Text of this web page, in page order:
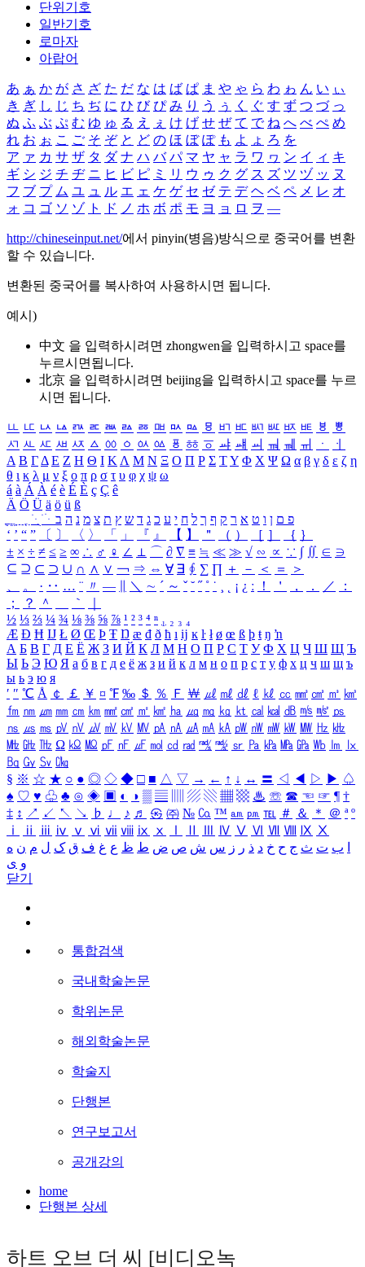
단위기호
일반기호
로마자
아랍어
あ ぁ か が さ ざ た だ な は ば ぱ ま や ゃ ら わ ゎ ん い ぃ
き ぎ し じ ち ぢ に ひ び ぴ み り う ぅ く ぐ す ず つ づ っ
ぬ ふ ぶ ぷ む ゆ ゅ る え ぇ け げ せ ぜ て で ね へ べ ぺ め
れ お ぉ こ ご そ ぞ と ど の ほ ぼ ぽ も よ ょ ろ を
ア ァ カ サ ザ タ ダ ナ ハ バ パ マ ヤ ャ ラ ワ ヮ ン イ ィ キ
ギ シ ジ チ ヂ ニ ヒ ビ ピ ミ リ ウ ゥ ク グ ス ズ ツ ヅ ッ ヌ
フ ブ プ ム ユ ュ ル エ ェ ケ ゲ セ ゼ テ デ ヘ ベ ペ メ レ オ
ォ コ ゴ ソ ゾ ト ド ノ ホ ボ ポ モ ヨ ョ ロ ヲ ―
http://chineseinput.net/에서 pinyin(병음)방식으로 중국어를 변환
할 수 있습니다.
변환된 중국어를 복사하여 사용하시면 됩니다.
예시)
中文 을 입력하시려면 zhongwen을 입력하시고 space를
누르시면됩니다.
北京 을 입력하시려면 beijing을 입력하시고 space를 누르
시면 됩니다.
ㅥ ㅦ ㅧ ㅨ ㅩ ㅪ ㅫ ㅬ ㅭ ㅮ ㅯ ㅰ ㅱ ㅲ ㅳ ㅴ ㅵ ㅶ ㅷ ㅸ
ㅹ
ㅺ ㅻ ㅼ ㅽ ㅾ ㅿ ㆀ ㆁ ㆂ ㆃ ㆄ ㆅ ㆆ ㆇ ㆈ ㆉ ㆊ ㆋ ㆌ ㆍ
ㆎ
Α Β ΓΔ Ε Ζ Η Θ Ι ΚΛ Μ Ν Ξ Ο Π Ρ Σ ΤΥ Φ Χ Ψ Ω α β γ δ ε ζ η
θ ι κ λ μ ν ξ ο π ρ σ τ υ φ χ ψ ω
á à Á À é è É È ç Ç ê
Ä Ö Ü ä ö ü ß
ִֶֹ ֻּ ׁׂ פ ם ן ו ט א ר ק ף ך ל ח י ע כ ג ד ש ץ ת צ מ נ ה ב
‘ ’ “ ” 〔 〕 〈 〉 「 」 『 』 【 】 ＂ （ ） ［ ］ ｛ ｝
± × ÷ ≠ ≤ ≥ ∞ ∴ ♂ ♀ ∠ ⊥ ⌒ ∂ ∇ ≡ ≒ ≪ ≫ √ ∽ ∝ ∵ ∫ ∬ ∈ ∋
⊆ ⊇ ⊂ ⊃ ∪ ∩ ∧ ∨ ￢ ⇒ ⇔ ∀ ∃ ∮ ∑ ∏ ＋ － ＜ ＝
＞
、
。 · ‥ … ¨ 〃 ― ＼ ∼ ´ ～ ˇ ˘ ˝ ˚ ˙ ¸ ¡ ¿ ː ！ ＇ ， ． ／
：
；
？ ＾ ｀
½ ⅓ ⅔ ¼ ¾ ⅛ ⅜ ⅝ ⅞ ¹ ² ³ ⁴ ⁿ ₁ ₂ ₃ ₄
Æ Ð Ħ Ĳ Ł Ø Œ Þ Ŧ Ŋ æ đ ð ħ ı ĳ ĸ ŀ ł ø œ ß þ ŧ ŋ ŉ
А Б В Г Д Е Ё Ж З И Й К Л М Н О П Р С Т У Ф Х Ц Ч Ш Щ Ъ
Ы Ь Э Ю Я а б в г д е ё ж з и й к л м н о п р с т у ф х ц ч ш щ ъ
ы ь э ю я
′ ″ ℃ Å ￠ ￡ ￥ ¤ ℉ ‰ ＄ ％ Ｆ ￦ ㎕ ㎖ ㎗ ℓ ㎘ ㏄ ㎣ ㎤ ㎥ ㎦
㎙ ㎚ ㎛ ㎜ ㎝ ㎞ ㎟ ㎠ ㎡ ㎢ ㏊ ㎍ ㎎ ㎏ ㏏ ㎈ ㎉ ㏈ ㎧ ㎨ ㎰
㎱ ㎲ ㎳ ㎴ ㎵ ㎶ ㎷ ㎸ ㎹ ㎀ ㎁ ㎂ ㎃ ㎄ ㎺ ㎻ ㎽ ㎾ ㎿ ㎐ ㎑
㎒ ㎓ ㎔ Ω ㏀ ㏁ ㎊ ㎋ ㎌ ㏖ ㏅ ㎭ ㎮ ㎯ ㏛ ㎩ ㎪ ㎫ ㎬ ㏝ ㏐
㏓
㏃ ㏉ ㏜ ㏆
§ ※ ☆ ★ ○ ● ◎ ◇ ◆ □ ■ △ ▽ → ← ↑ ↓ ↔ 〓 ◁ ◀ ▷ ▶ ♤
♠ ♡ ♥ ♧ ♣ ⊙ ◈ ▣ ◐ ◑ ▒ ▤ ▨ ▧ ▦ ▩ ♨ ☏ ☎ ☜ ☞ ¶ †
‡ ↕ ↗ ↙ ↖ ↘ ♭ ♩ ♪ ♬ ㉿ ㈜ № ㏇ ™ ㏂ ㏘ ℡ ＃ ＆ ＊ ＠ ª º
ⅰ
ⅱ ⅲ ⅳ ⅴ ⅵ ⅶ ⅷ ⅸ ⅹ Ⅳ Ⅴ Ⅵ Ⅶ Ⅷ Ⅸ Ⅹ
ب ت ث ج ح خ د ذ ر ز س ش ص ض ط ظ ع غ ف ق ک ل م ن ه
و ی
닫기
통합검색
국내학술논문
학위논문
해외학술논문
학술지
단행본
연구보고서
공개강의
home
단행본 상세
하트 오브 더 씨 [비디오녹